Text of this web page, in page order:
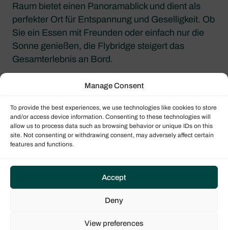
Manage Consent
To provide the best experiences, we use technologies like cookies to store
and/or access device information. Consenting to these technologies will
allow us to process data such as browsing behavior or unique IDs on this
site. Not consenting or withdrawing consent, may adversely affect certain
features and functions.
Accept
Deny
View preferences
Raum bietet einen Panoramablick und dient als
perfekter Ort für Entspannung und Geselligkeit. Ob
Sie ein Essen mit Freunden oder einfach nur die
Sonne genießen, die Flybridge steigert das
Gesamterlebnis an Bord.
Finanzielle Vorteile: Hohe Nachfrage
aufgrund niedrigerer Charterkosten
Als „kleine“ 4-Kabinen-Boote sind die Lagoon 42
und die Bali 4.4 bei Charterern sehr gefragt. Diese
was sie zu einer attraktiven Option für größere
Gruppen macht, die ein kostengünstiges
Segelerlebnis suchen. Im Vergleich zu größeren
48-Fuß-Katamaranen sind die Lagoon 42 und die